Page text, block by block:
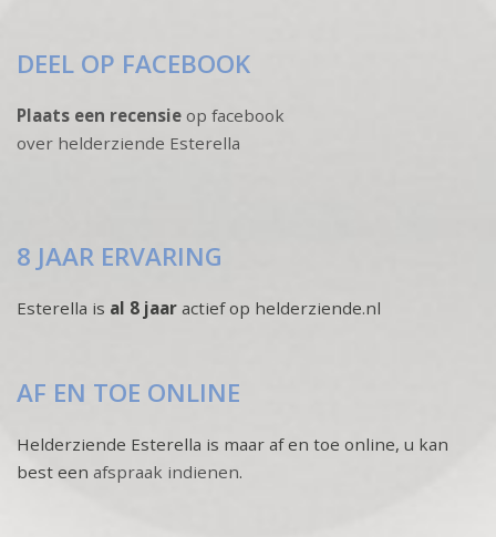
DEEL OP FACEBOOK
Plaats een recensie op facebook
over helderziende Esterella
8 JAAR ERVARING
Esterella is al 8 jaar actief op helderziende.nl
AF EN TOE ONLINE
Helderziende Esterella is maar af en toe online, u kan
best een afspraak indienen.